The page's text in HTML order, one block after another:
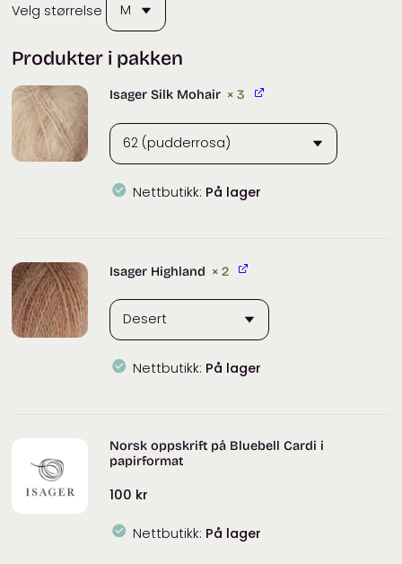
Velg størrelse
Produkter i pakken
Isager Silk Mohair × 3
Nettbutikk: På lager
antall
Isager Highland × 2
Nettbutikk: På lager
antall
Norsk oppskrift på Bluebell Cardi i
papirformat
100 kr
Nettbutikk: På lager